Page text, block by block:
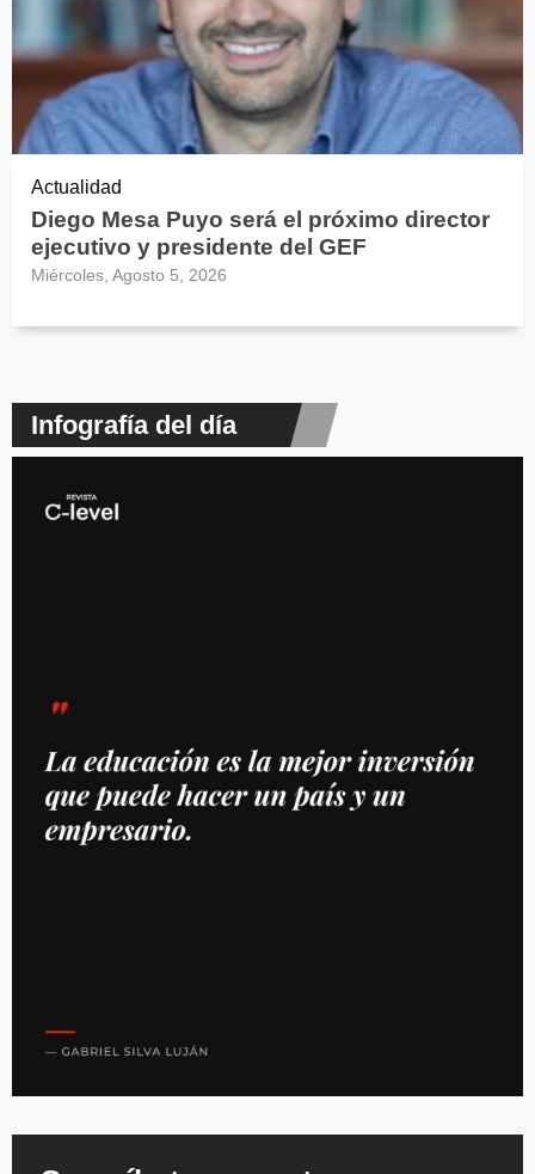
Actualidad
Diego Mesa Puyo será el próximo director
ejecutivo y presidente del GEF
Miércoles, Agosto 5, 2026
Infografía del día